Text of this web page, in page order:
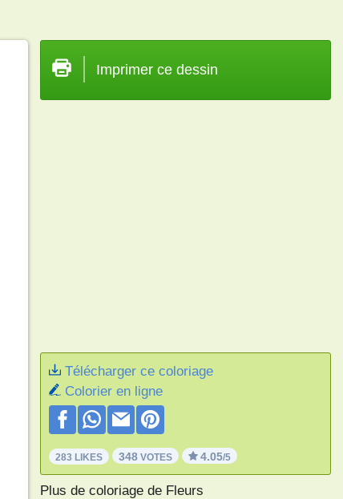
Imprimer ce dessin
Télécharger ce coloriage
Colorier en ligne
283 LIKES 348VOTES 4.05/5
Plus de coloriage de Fleurs